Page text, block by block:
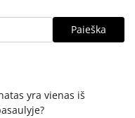
Paieška
yra vienas iš